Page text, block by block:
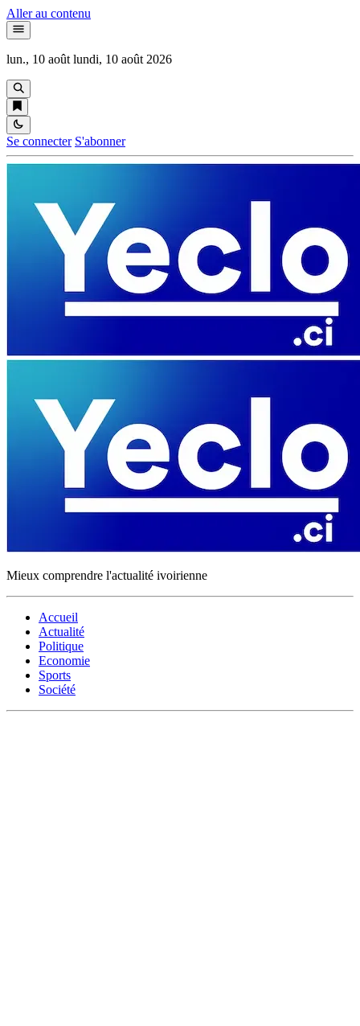
Aller au contenu
lun., 10 août lundi, 10 août 2026
Se connecter S'abonner
Mieux comprendre l'actualité ivoirienne
Accueil
Actualité
Politique
Economie
Sports
Société